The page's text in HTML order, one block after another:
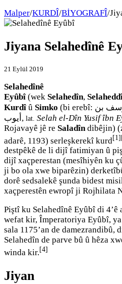
Malper/KURDÎ/BİYOGRAFÎ/
Jiyana Selahedînê
21 Eylül 2019
Selahedînê
Eyûbî (wek Selahedîn,
Kurdî û Simko (bi erebî: بن
أيوب ‎, lat. Selah el-Dîn Yusif îbn
Rojavayê jê re Saladîn dibêjin)
adarê, 1193) serleşkerekî kurd[1]
destpêkê de li dijî fatimiyan û
dijî xaçperestan (mesîhiyên ku
ji bo ola xwe biparêzin)
dorê sedsalekê şunda bidest
xaçperestên ewropî ji Rojhilata
Piştî ku Selahedînê Eyûbî di 4’ê
wefat kir, Împeratoriya Eyûbî,
sala 1175’an de damezrandibû,
Selahedîn de parve bû û hêza
winda kir.[4]
Jiyan